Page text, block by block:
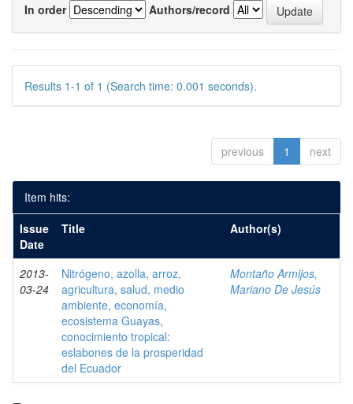
In order
Authors/record
Results 1-1 of 1 (Search time: 0.001 seconds).
previous 1 next
Item hits:
Issue
Date
Title Author(s)
2013-
03-24
Nitrógeno, azolla, arroz,
agricultura, salud, medio
ambiente, economía,
ecosistema Guayas,
conocimiento tropical:
eslabones de la prosperidad
del Ecuador
Montaño Armijos,
Mariano De Jesús